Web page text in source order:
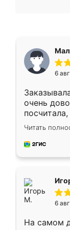
6
очень
Замерщик
делу со
за день,
Читать
6
На самом